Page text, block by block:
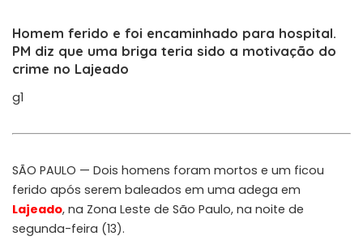
Homem ferido e foi encaminhado para hospital.
PM diz que uma briga teria sido a motivação do
crime no Lajeado
g1
SÃO PAULO — Dois homens foram mortos e um ficou
ferido após serem baleados em uma adega em
Lajeado, na Zona Leste de São Paulo, na noite de
segunda-feira (13).